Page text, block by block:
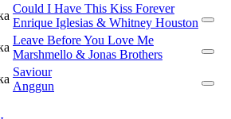
Could I Have This Kiss Forever
Enrique Iglesias & Whitney Houston
Leave Before You Love Me
Marshmello & Jonas Brothers
Saviour
Anggun